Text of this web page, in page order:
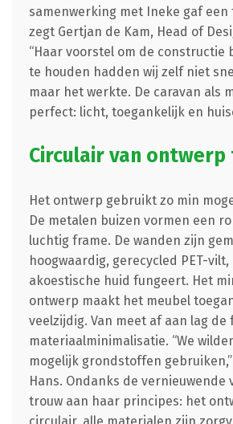
samenwerking met Ineke gaf een
zegt Gertjan de Kam, Head of
“Haar voorstel om de constructie
te houden hadden wij zelf niet
maar het werkte. De caravan als
perfect: licht, toegankelijk en
Circulair van
Het ontwerp gebruikt zo min
De metalen buizen vormen een
luchtig frame. De wanden zijn
hoogwaardig, gerecycled PET-
akoestische huid fungeert. Het
ontwerp maakt het meubel
veelzijdig. Van meet af aan lag de
materiaalminimalisatie. “We
mogelijk grondstoffen
Hans. Ondanks de vernieuwende
trouw aan haar principes: het